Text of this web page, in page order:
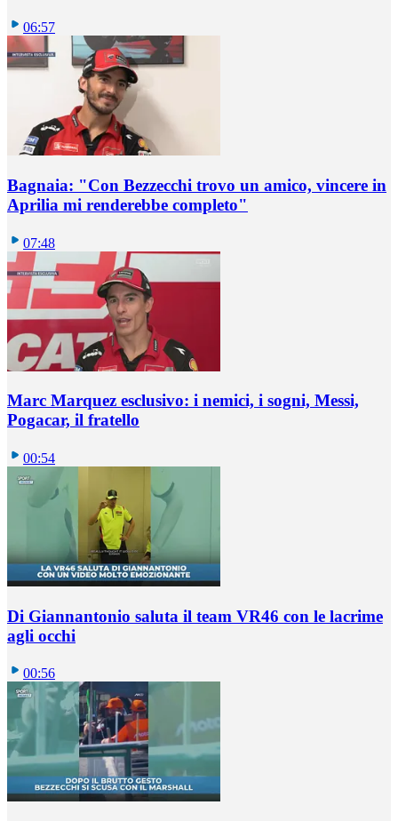
06:57
Bagnaia: "Con Bezzecchi trovo un amico, vincere in
Aprilia mi renderebbe completo"
07:48
Marc Marquez esclusivo: i nemici, i sogni, Messi,
Pogacar, il fratello
00:54
Di Giannantonio saluta il team VR46 con le lacrime
agli occhi
00:56